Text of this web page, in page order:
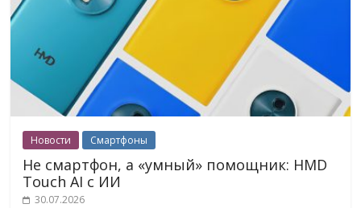
Новости Смартфоны
Не смартфон, а «умный» помощник: HMD
Touch AI с ИИ
30.07.2026